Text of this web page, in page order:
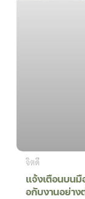
จิตดี
แจ้งเตือนบนมื
อกับงานอย่าง